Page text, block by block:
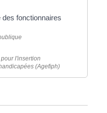
fonctionnaires
l'insertion
(Agefiph)